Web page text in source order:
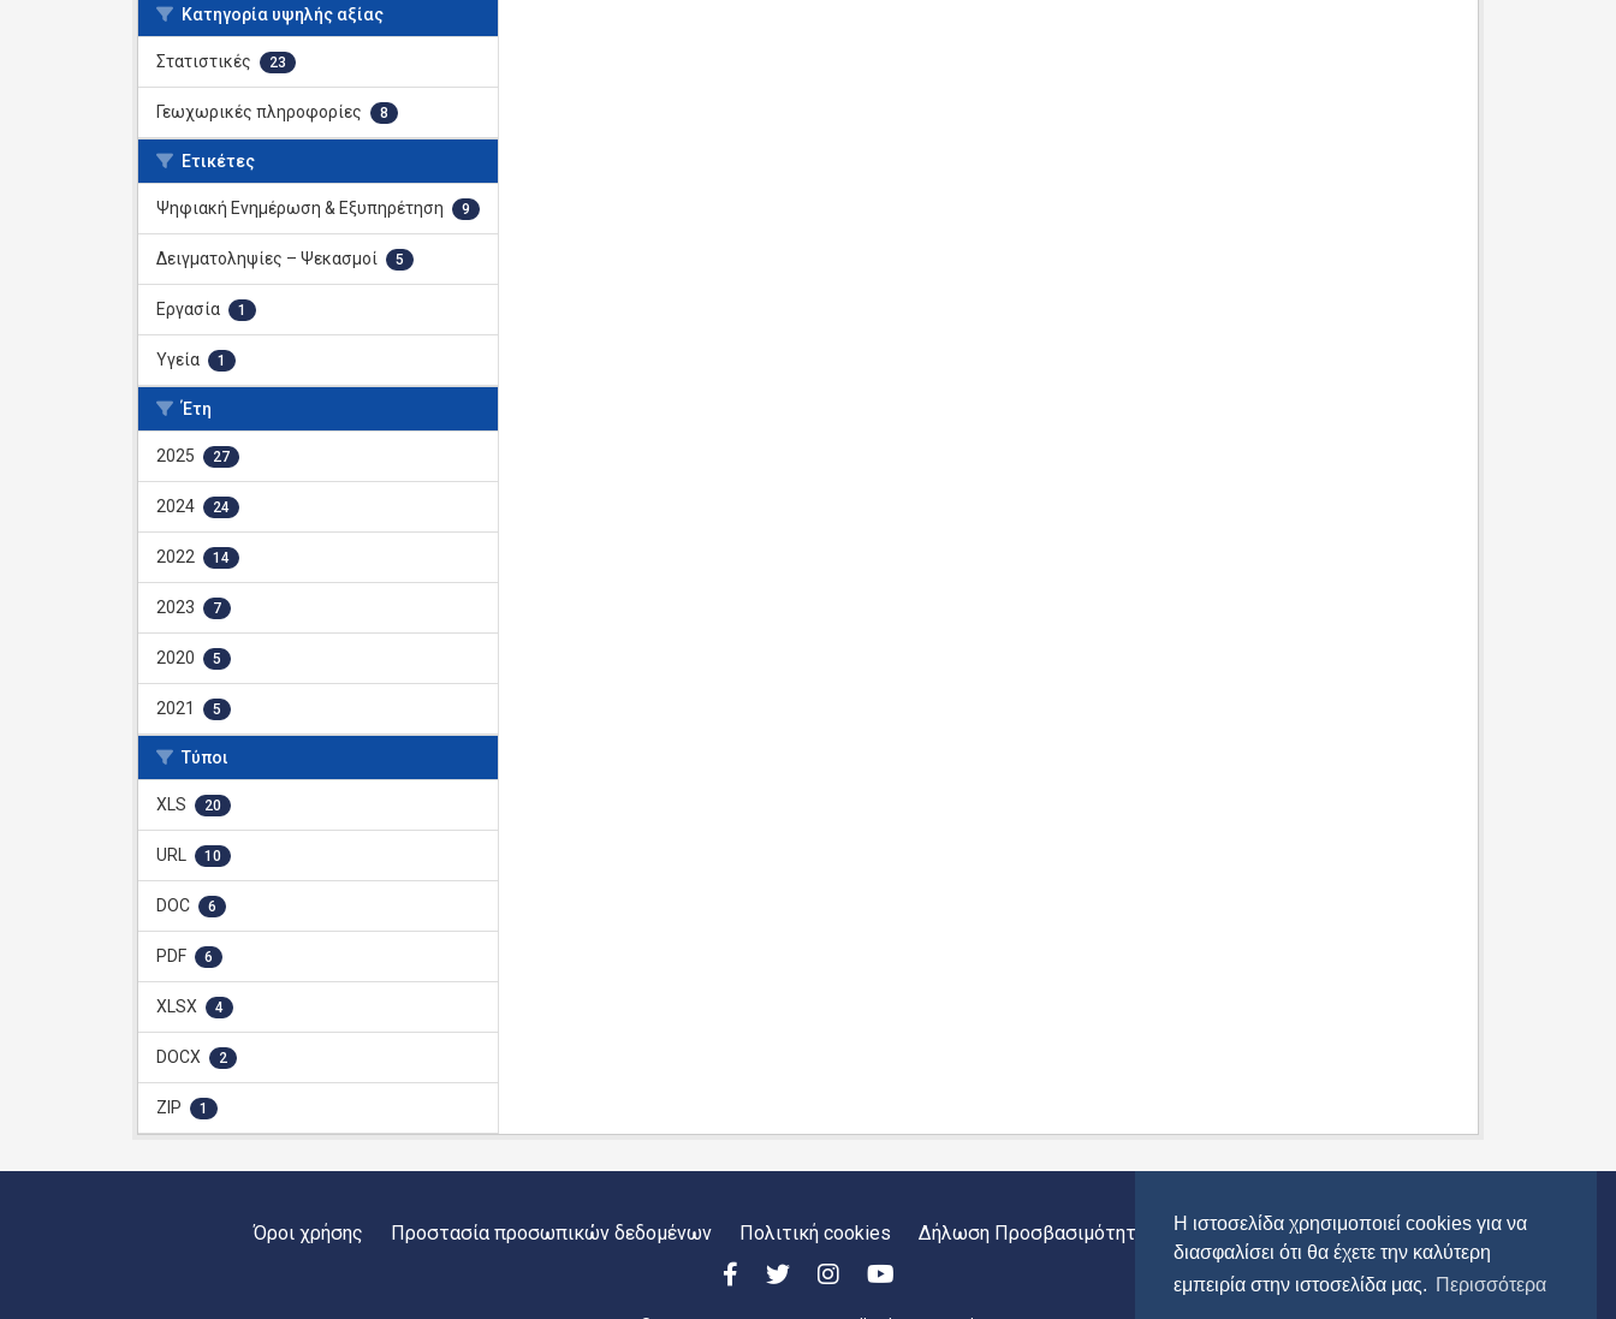
Η ιστοσελίδα χρησιμοποιεί cookies για να
διασφαλίσει ότι θα έχετε την καλύτερη
εμπειρία στην ιστοσελίδα μας. Περισσότερα
Κατηγορία υψηλής αξίας
Στατιστικές 23
Γεωχωρικές πληροφορίες 8
Ετικέτες
Ψηφιακή Ενημέρωση & Εξυπηρέτηση 9
Δειγματοληψίες – Ψεκασμοί 5
Εργασία 1
Υγεία 1
Έτη
2025 27
2024 24
2022 14
2023 7
2020 5
2021 5
Τύποι
XLS 20
URL 10
DOC 6
PDF 6
XLSX 4
DOCX 2
ZIP 1
Όροι χρήσης Προστασία προσωπικών δεδομένων Πολιτική cookies Δήλωση Προσβασιμότητας Περιφέρεια Αττικής